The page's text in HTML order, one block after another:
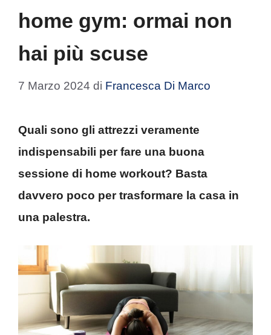
home gym: ormai non
hai più scuse
7 Marzo 2024 di Francesca Di Marco
Quali sono gli attrezzi veramente
indispensabili per fare una buona
sessione di home workout? Basta
davvero poco per trasformare la casa in
una palestra.